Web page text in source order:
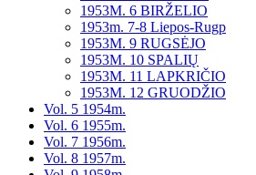
1953M. 6 BIRŽELIO
1953m. 7-8 Liepos-Rugp
1953M. 9 RUGSĖJO
1953M. 10 SPALIŲ
1953M. 11 LAPKRIČIO
1953M. 12 GRUODŽIO
Vol. 5 1954m.
Vol. 6 1955m.
Vol. 7 1956m.
Vol. 8 1957m.